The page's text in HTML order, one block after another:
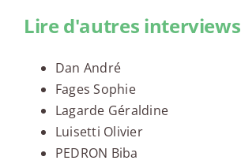
Lire d'autres interviews
Dan André
Fages Sophie
Lagarde Géraldine
Luisetti Olivier
PEDRON Biba